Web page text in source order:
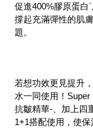
促進400%膠原蛋白
撐起充滿彈性的肌
題。
若想功效更見提升
水一同使用！
抗皺精華-、加上四
1+1搭配使用，使